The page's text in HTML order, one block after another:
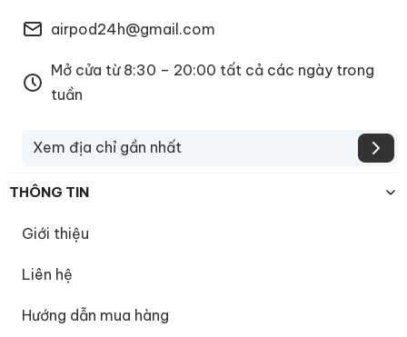
airpod24h@gmail.com
Mở cửa từ 8:30 – 20:00 tất cả các ngày trong
tuần
Xem địa chỉ gần nhất
THÔNG TIN
Giới thiệu
Liên hệ
Hướng dẫn mua hàng